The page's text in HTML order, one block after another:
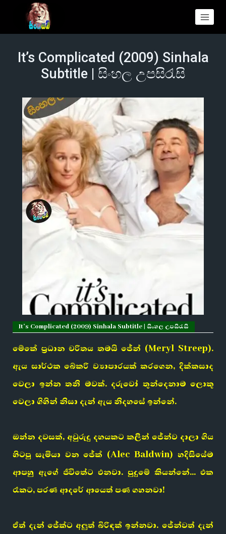
It’s Complicated (2009) Sinhala
Subtitle | සිංහල උපසිරැසි
It’s Complicated (2009) Sinhala Subtitle | සිංහල උපසිරැසි
මේකේ ප්‍රධාන චරිතය තමයි ජේන් (Meryl Streep).
ඇය සාර්ථක බේකරි ව්‍යාපාරයක් කරගෙන, දික්කසාද
වෙලා ඉන්න තනි මවක්. දරුවෝ තුන්දෙනාම ලොකු
වෙලා ගිහින් නිසා දැන් ඇය නිදහසේ ඉන්නේ.
ඔන්න දවසක්, අවුරුදු දහයකට කලින් ජේන්ව දාලා ගිය
හිටපු සැමියා වන ජේක් (Alec Baldwin) හදිසියේම
ආපහු ඇගේ ජීවිතේට එනවා. පුදුමේ කියන්නේ… එක
රෑකට, පරණ ආදරේ ආයෙත් පණ ගහනවා!
ඒත් දැන් ජේක්ට අලුත් බිරිඳක් ඉන්නවා. ජේන්වත් දැන්